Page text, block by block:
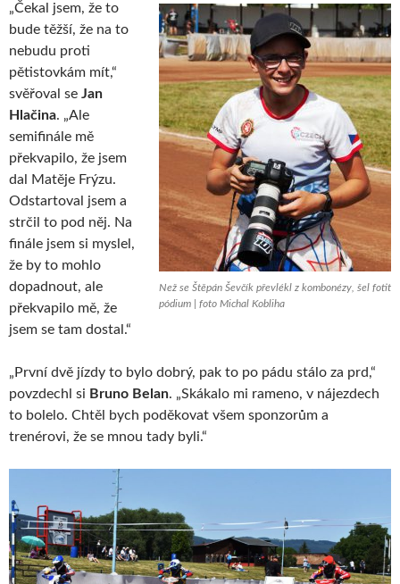
Než se Štěpán Ševčík převlékl z kombonézy, šel fotit
pódium | foto Michal Kobliha
„Čekal jsem, že to
bude těžší, že na to
nebudu proti
pětistovkám mít,“
svěřoval se Jan
Hlačina. „Ale
semifinále mě
překvapilo, že jsem
dal Matěje Frýzu.
Odstartoval jsem a
strčil to pod něj. Na
finále jsem si myslel,
že by to mohlo
dopadnout, ale
překvapilo mě, že
jsem se tam dostal.“
„První dvě jízdy to bylo dobrý, pak to po pádu stálo za prd,“
povzdechl si Bruno Belan. „Skákalo mi rameno, v nájezdech
to bolelo. Chtěl bych poděkovat všem sponzorům a
trenérovi, že se mnou tady byli.“